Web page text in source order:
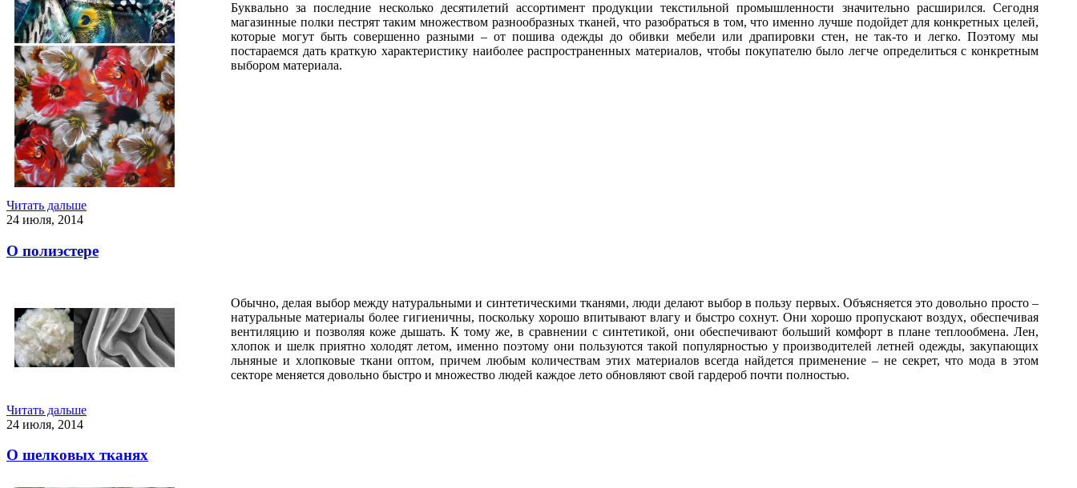
Буквально за последние несколько десятилетий ассортимент продукции текстильной промышленности значительно расширился. Сегодня
магазинные полки пестрят таким множеством разнообразных тканей, что разобраться в том, что именно лучше подойдет для конкретных целей,
которые могут быть совершенно разными – от пошива одежды до обивки мебели или драпировки стен, не так-то и легко. Поэтому мы
постараемся дать краткую характеристику наиболее распространенных материалов, чтобы покупателю было легче определиться с конкретным
выбором материала.
Читать дальше
24 июля, 2014
О полиэстере
Обычно, делая выбор между натуральными и синтетическими тканями, люди делают выбор в пользу первых. Объясняется это довольно просто –
натуральные материалы более гигиеничны, поскольку хорошо впитывают влагу и быстро сохнут. Они хорошо пропускают воздух, обеспечивая
вентиляцию и позволяя коже дышать. К тому же, в сравнении с синтетикой, они обеспечивают больший комфорт в плане теплообмена. Лен,
хлопок и шелк приятно холодят летом, именно поэтому они пользуются такой популярностью у производителей летней одежды, закупающих
льняные и хлопковые ткани оптом, причем любым количествам этих материалов всегда найдется применение – не секрет, что мода в этом
секторе меняется довольно быстро и множество людей каждое лето обновляют свой гардероб почти полностью.
Читать дальше
24 июля, 2014
О шелковых тканях